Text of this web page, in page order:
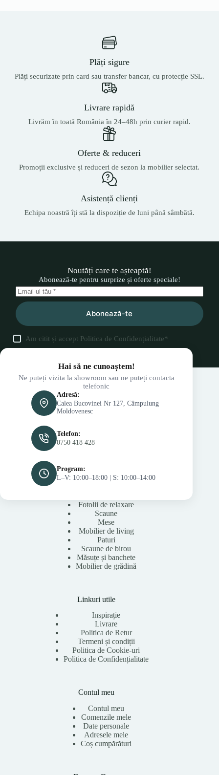
Plăți sigure
Plăți securizate prin card sau transfer bancar, cu protecție SSL.
Livrare rapidă
Livrăm în toată România în 24–48h prin curier rapid.
Oferte & reduceri
Promoții exclusive și reduceri de sezon la mobilier selectat.
Asistență clienți
Echipa noastră îți stă la dispoziție de luni până sâmbătă.
Noutăți care te așteaptă!
Abonează-te pentru surprize și oferte speciale!
Abonează-te
Am citit și accept Politica de Confidențialitate*
Hai să ne cunoaștem!
Ne puteți vizita la showroom sau ne puteți contacta
telefonic
Adresă:
Calea Bucovinei Nr 127, Câmpulung
Moldovenesc
Telefon:
0750 418 428
Program:
L–V: 10:00–18:00 | S: 10:00–14:00
Fotolii de relaxare
Scaune
Mese
Mobilier de living
Paturi
Scaune de birou
Măsuțe și banchete
Mobilier de grădină
Linkuri utile
Inspirație
Livrare
Politica de Retur
Termeni și condiții
Politica de Cookie-uri
Politica de Confidențialitate
Contul meu
Contul meu
Comenzile mele
Date personale
Adresele mele
Coș cumpărături